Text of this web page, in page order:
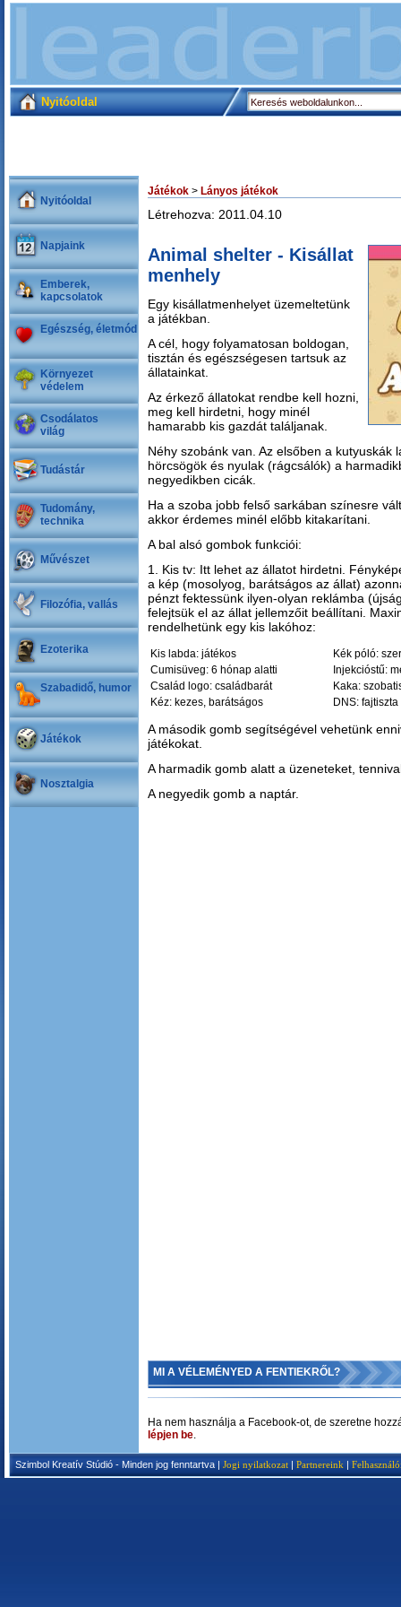
Nyitóoldal
Nyitóoldal
Napjaink
Emberek,
kapcsolatok
Egészség, életmód
Környezet
védelem
Csodálatos
világ
Tudástár
Tudomány,
technika
Művészet
Filozófia, vallás
Ezoterika
Szabadidő, humor
Játékok
Nosztalgia
Játékok > Lányos játékok
Létrehozva: 2011.04.10
Animal shelter - Kisállat
menhely
Egy kisállatmenhelyet üzemeltetünk
a játékban.
A cél, hogy folyamatosan boldogan,
tisztán és egészségesen tartsuk az
állatainkat.
Az érkező állatokat rendbe kell hozni,
meg kell hirdetni, hogy minél
hamarabb kis gazdát találjanak.
Néhy szobánk van. Az elsőben a kutyuskák
hörcsögök és nyulak (rágcsálók) a
negyedikben cicák.
Ha a szoba jobb felső sarkában színesre
akkor érdemes minél előbb kitakarítani.
A bal alsó gombok funkciói:
1. Kis tv: Itt lehet az állatot hirdetni.
a kép (mosolyog, barátságos az állat)
pénzt fektessünk ilyen-olyan reklámba
felejtsük el az állat jellemzőit beállítani.
rendelhetünk egy kis lakóhoz:
Kis labda: játékos
Kék póló:
Cumisüveg: 6 hónap alatti
Injekcióstű:
Család logo: családbarát
Kaka:
Kéz: kezes, barátságos
DNS: fajtiszta
A második gomb segítségével vehetünk
játékokat.
A harmadik gomb alatt a üzeneteket,
A negyedik gomb a naptár.
MI A VÉLEMÉNYED A FENTIEKRŐL?
Ha nem használja a Facebook-ot, de szeretne
lépjen be.
Szimbol Kreatív Stúdió - Minden jog fenntartva | Jogi nyilatkozat | Partnereink |